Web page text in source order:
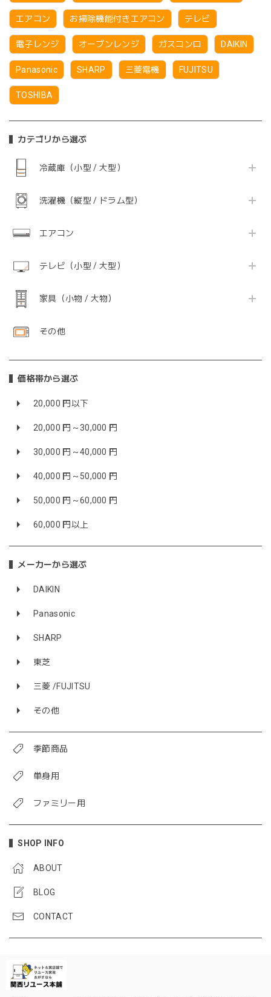
エアコン お掃除機能付きエアコン テレビ
電子レンジ オーブンレンジ ガスコンロ DAIKIN
Panasonic SHARP 三菱電機 FUJITSU
TOSHIBA
カテゴリから選ぶ
冷蔵庫（小型 / 大型）
洗濯機（縦型 / ドラム型）
エアコン
テレビ（小型 / 大型）
家具（小物 / 大物）
その他
価格帯から選ぶ
20,000 円以下
20,000 円～30,000 円
30,000 円～40,000 円
40,000 円～50,000 円
50,000 円～60,000 円
60,000 円以上
メーカーから選ぶ
DAIKIN
Panasonic
SHARP
東芝
三菱 /FUJITSU
その他
季節商品
単身用
ファミリー用
SHOP INFO
ABOUT
BLOG
CONTACT